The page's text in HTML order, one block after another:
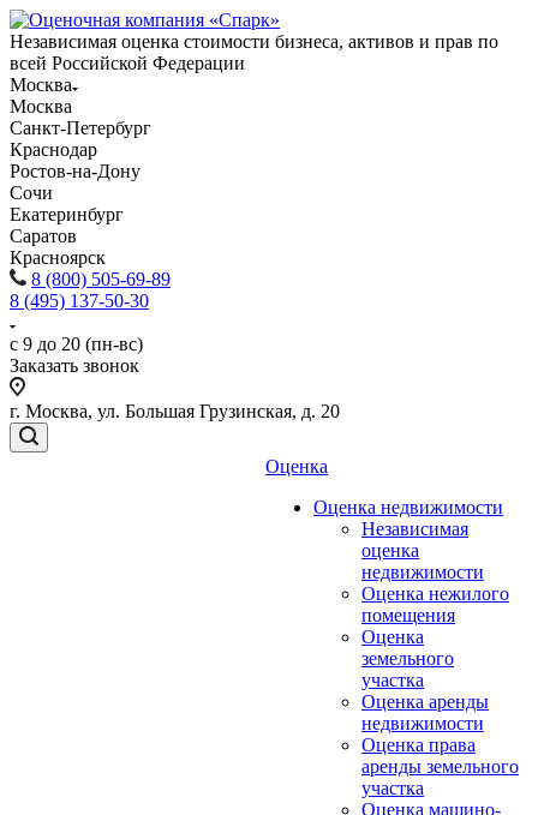
Независимая оценка стоимости бизнеса, активов и прав по
всей Российской Федерации
Москва
Москва
Санкт-Петербург
Краснодар
Ростов-на-Дону
Сочи
Екатеринбург
Саратов
Красноярск
8 (800) 505-69-89
8 (495) 137-50-30
с 9 до 20 (пн-вс)
Заказать звонок
г. Москва, ул. Большая Грузинская, д. 20
Оценка
Оценка недвижимости
Независимая
оценка
недвижимости
Оценка нежилого
помещения
Оценка
земельного
участка
Оценка аренды
недвижимости
Оценка права
аренды земельного
участка
Оценка машино-